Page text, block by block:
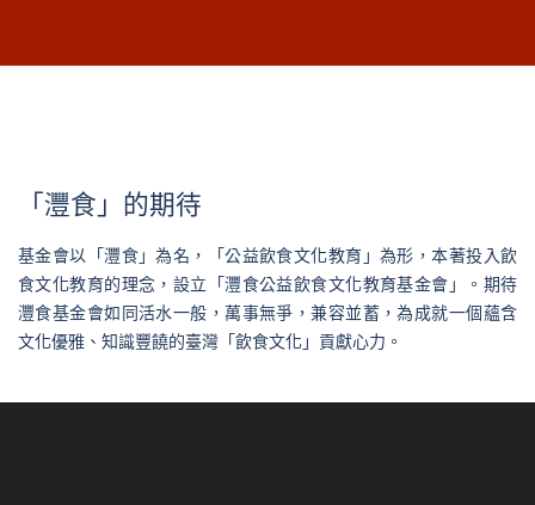
「灃食」的期待
基金會以「灃食」為名，「公益飲食文化教育」為形，本著投入飲
食文化教育的理念，設立「灃食公益飲食文化教育基金會」。期待
灃食基金會如同活水一般，萬事無爭，兼容並蓄，為成就一個蘊含
文化優雅、知識豐饒的臺灣「飲食文化」貢獻心力。